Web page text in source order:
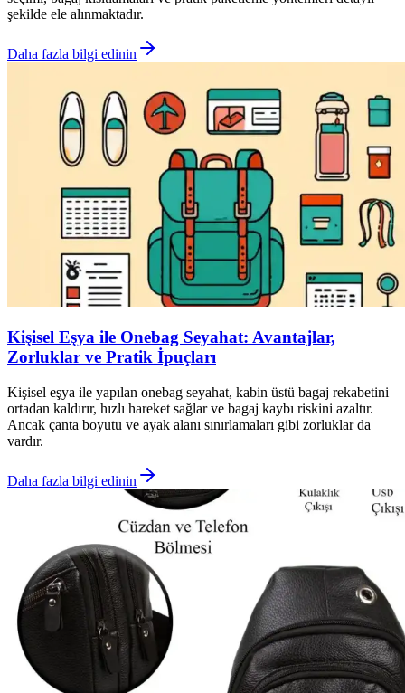
şekilde ele alınmaktadır.
Daha fazla bilgi edinin
Kişisel Eşya ile Onebag Seyahat: Avantajlar,
Zorluklar ve Pratik İpuçları
Kişisel eşya ile yapılan onebag seyahat, kabin üstü bagaj rekabetini
ortadan kaldırır, hızlı hareket sağlar ve bagaj kaybı riskini azaltır.
Ancak çanta boyutu ve ayak alanı sınırlamaları gibi zorluklar da
vardır.
Daha fazla bilgi edinin